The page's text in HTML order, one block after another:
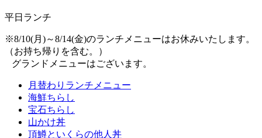
平日ランチ
※8/10(月)～8/14(金)のランチメニューはお休みいたします。
（お持ち帰りを含む。）
グランドメニューはございます。
月替わりランチメニュー
海鮮ちらし
宝石ちらし
山かけ丼
頂鱒といくらの他人丼